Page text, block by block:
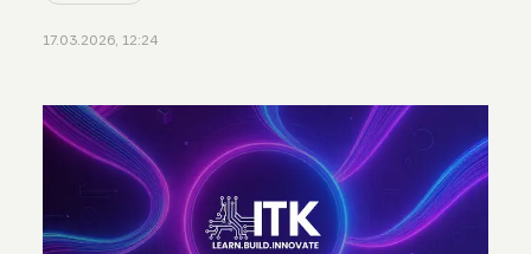
17.03.2026, 12:24